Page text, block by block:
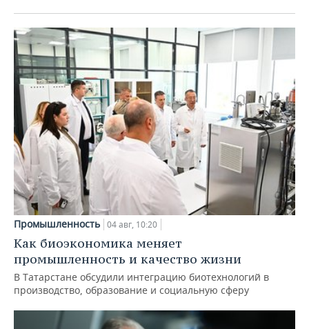
Промышленность 04 авг, 10:20
Как биоэкономика меняет
промышленность и качество жизни
В Татарстане обсудили интеграцию биотехнологий в
производство, образование и социальную сферу